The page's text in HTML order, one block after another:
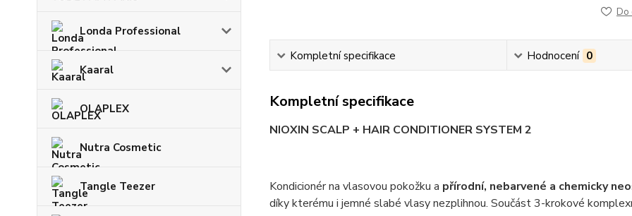
Londa Professional
Kaaral
OLAPLEX
Nutra Cosmetic
Tangle Teezer
Do
Kompletní specifikace Hodnocení 0
Kompletní specifikace
NIOXIN SCALP + HAIR CONDITIONER SYSTEM 2
Kondicionér na vlasovou pokožku a přírodní, nebarvené a chemicky
díky kterému i jemné slabé vlasy nezplihnou. Součást 3-krokové